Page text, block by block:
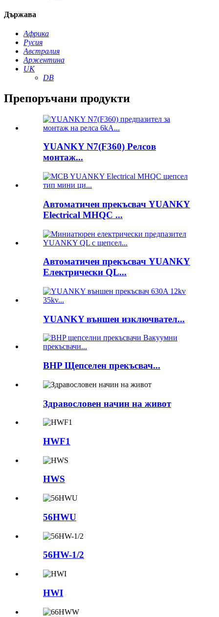
Държава
Африка
Русия
Австралия
Аржентина
UK
DB
Препоръчани продукти
YUANKY N7(F360) Релсов
монтаж...
Автоматичен прекъсвач YUANKY
Electrical MHQC ...
Автоматичен прекъсвач YUANKY
Електрически QL...
YUANKY външен изключвател...
BHP Щепселен прекъсвач...
Здравословен начин на живот
HWF1
HWS
56HWU
56HW-1/2
HWI